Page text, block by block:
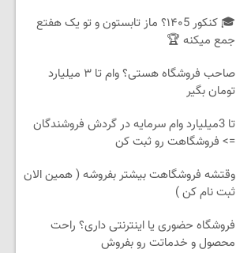
🎓 کنکور ۱۴۰5؟ ماز تابستون و تو یک هفتع
جمع میکنه 🏆
صاحب فروشگاه هستی؟ وام تا ۳ میلیارد
تومان بگیر
تا 3میلیارد وام سرمایه در گردش فروشندگان
=> فروشگاهت رو ثبت کن
وقتشه فروشگاهت بیشتر بفروشه ( همین الان
ثبت نام کن )
فروشگاه حضوری یا اینترنتی داری؟ راحت
محصول و خدماتت رو بفروش